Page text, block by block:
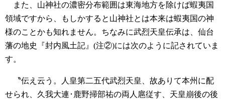
また、山神社の濃密分布範囲は東海地方を除けば蝦夷国
領域ですから、もしかすると山神社とは本来は蝦夷国の神
様のことかも知れません。ちなみに武烈天皇伝承は、仙台
藩の地史『封内風土記』(注②)には次のように記されていま
す。
〝伝え云う。人皇第二五代武烈天皇、故ありて本州に配
せられ、久我大連･鹿野掃部祐の両人扈従す、天皇崩後の後